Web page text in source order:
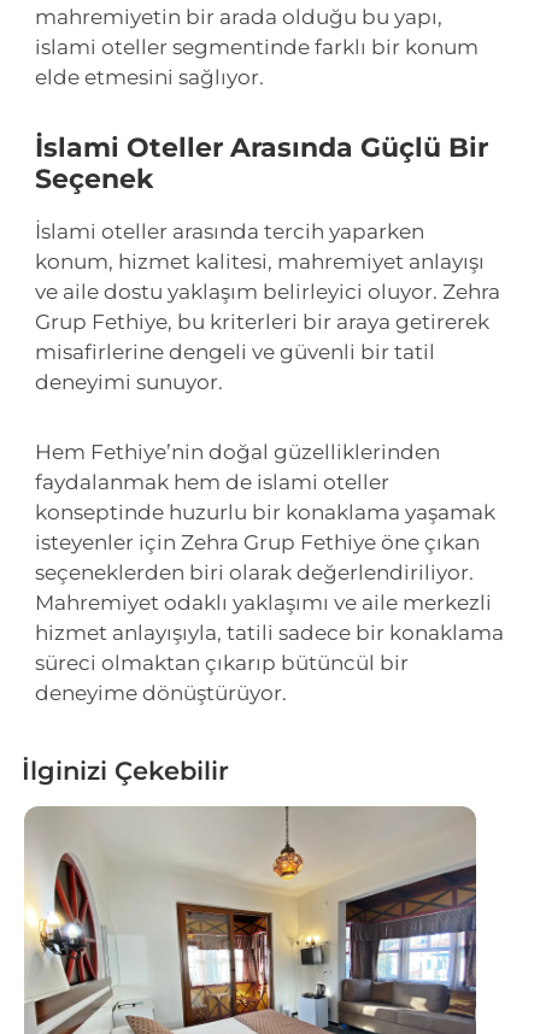
mahremiyetin bir arada olduğu bu yapı,
islami oteller segmentinde farklı bir konum
elde etmesini sağlıyor.
İslami Oteller Arasında Güçlü Bir
Seçenek
İslami oteller arasında tercih yaparken
konum, hizmet kalitesi, mahremiyet anlayışı
ve aile dostu yaklaşım belirleyici oluyor. Zehra
Grup Fethiye, bu kriterleri bir araya getirerek
misafirlerine dengeli ve güvenli bir tatil
deneyimi sunuyor.
Hem Fethiye’nin doğal güzelliklerinden
faydalanmak hem de islami oteller
konseptinde huzurlu bir konaklama yaşamak
isteyenler için Zehra Grup Fethiye öne çıkan
seçeneklerden biri olarak değerlendiriliyor.
Mahremiyet odaklı yaklaşımı ve aile merkezli
hizmet anlayışıyla, tatili sadece bir konaklama
süreci olmaktan çıkarıp bütüncül bir
deneyime dönüştürüyor.
İlginizi Çekebilir